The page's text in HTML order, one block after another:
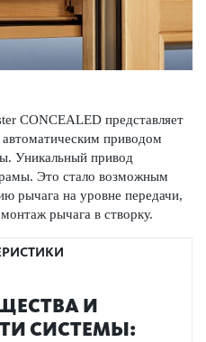
CONCEALED представляет
приводом
Уникальный привод
Это стало возможным
рычага на уровне передачи,
рычага в створку.
И
СИСТЕМЫ: